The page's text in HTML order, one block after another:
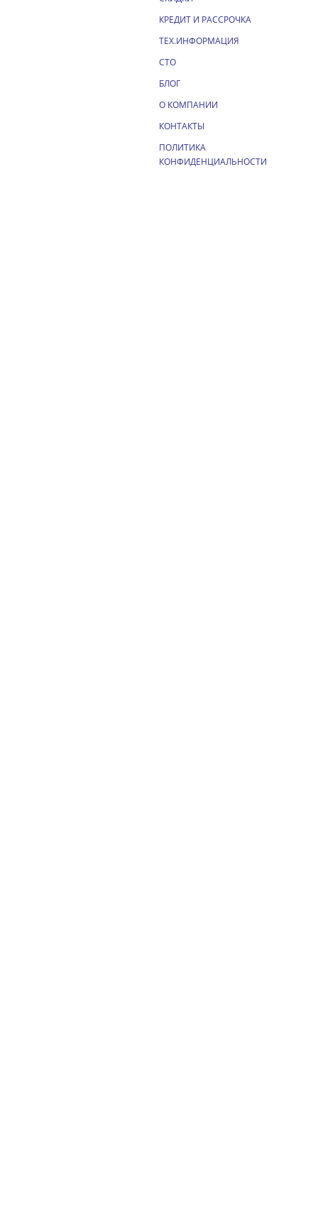
КРЕДИТ И РАССРОЧКА
ТЕХ.ИНФОРМАЦИЯ
СТО
БЛОГ
О КОМПАНИИ
КОНТАКТЫ
ПОЛИТИКА
КОНФИДЕНЦИАЛЬНОСТИ